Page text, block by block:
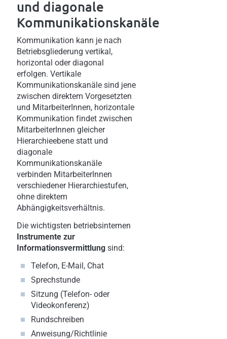
und diagonale
Kommunikationskanäle
Kommunikation kann je nach
Betriebsgliederung vertikal,
horizontal oder diagonal
erfolgen. Vertikale
Kommunikationskanäle sind jene
zwischen direktem Vorgesetzten
und MitarbeiterInnen, horizontale
Kommunikation findet zwischen
MitarbeiterInnen gleicher
Hierarchieebene statt und
diagonale
Kommunikationskanäle
verbinden MitarbeiterInnen
verschiedener Hierarchiestufen,
ohne direktem
Abhängigkeitsverhältnis.
Die wichtigsten betriebsinternen
Instrumente zur
Informationsvermittlung sind:
Telefon, E-Mail, Chat
Sprechstunde
Sitzung (Telefon- oder
Videokonferenz)
Rundschreiben
Anweisung/Richtlinie